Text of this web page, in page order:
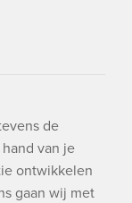
de
van je
ontwikkelen
gaan wij met